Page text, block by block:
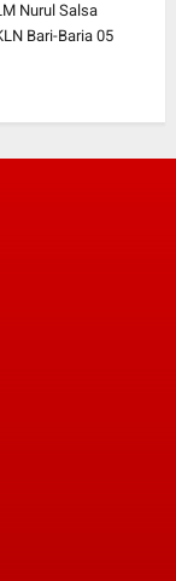
Nurul Salsa
Bari-Baria 05